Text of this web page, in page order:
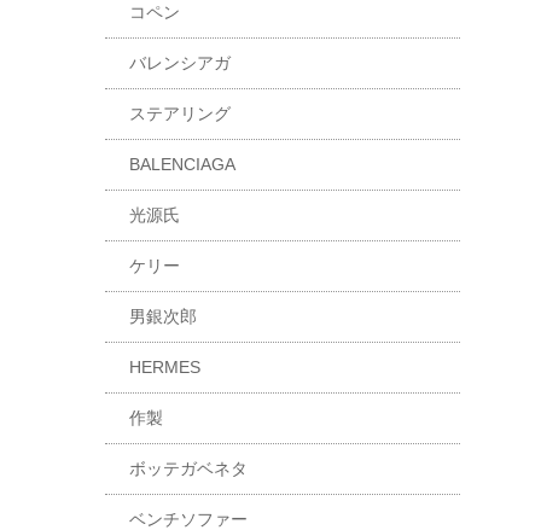
コペン
バレンシアガ
ステアリング
BALENCIAGA
光源氏
ケリー
男銀次郎
HERMES
作製
ボッテガベネタ
ベンチソファー